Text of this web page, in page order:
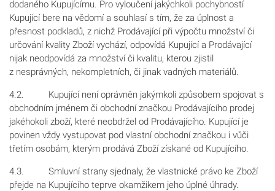
dodaného Kupujícímu. Pro vyloučení jakýchkoli pochybností
Kupující bere na vědomí a souhlasí s tím, že za úplnost a
přesnost podkladů, z nichž Prodávající při výpočtu množství či
určování kvality Zboží vychází, odpovídá Kupující a Prodávající
nijak neodpovídá za množství či kvalitu, kterou zjistil
z nesprávných, nekompletních, či jinak vadných materiálů.
4.2. Kupující není oprávněn jakýmkoli způsobem spojovat s
obchodním jménem či obchodní značkou Prodávajícího prodej
jakéhokoli zboží, které neobdržel od Prodávajícího. Kupující je
povinen vždy vystupovat pod vlastní obchodní značkou i vůči
třetím osobám, kterým prodává Zboží získané od Kupujícího.
4.3. Smluvní strany sjednaly, že vlastnické právo ke Zboží
přejde na Kupujícího teprve okamžikem jeho úplné úhrady.